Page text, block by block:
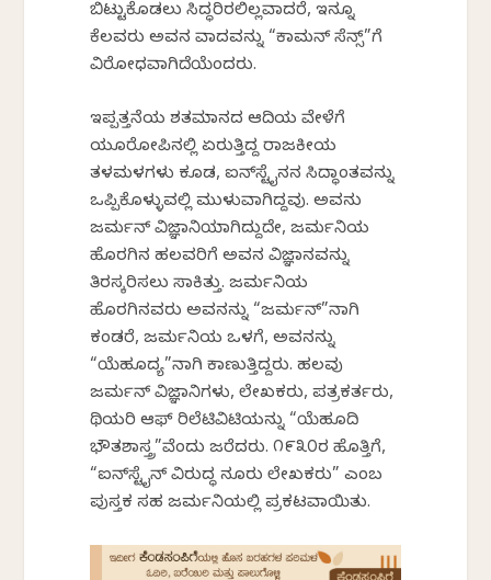
ಬಿಟ್ಟುಕೊಡಲು ಸಿದ್ಧರಿರಲಿಲ್ಲವಾದರೆ, ಇನ್ನೂ
ಕೆಲವರು ಅವನ ವಾದವನ್ನು “ಕಾಮನ್ ಸೆನ್ಸ್”ಗೆ
ವಿರೋಧವಾಗಿದೆಯೆಂದರು.
ಇಪ್ಪತ್ತನೆಯ ಶತಮಾನದ ಆದಿಯ ವೇಳೆಗೆ
ಯೂರೋಪಿನಲ್ಲಿ ಏರುತ್ತಿದ್ದ ರಾಜಕೀಯ
ತಳಮಳಗಳು ಕೂಡ, ಐನ್‌ಸ್ಟೈನನ ಸಿದ್ಧಾಂತವನ್ನು
ಒಪ್ಪಿಕೊಳ್ಳುವಲ್ಲಿ ಮುಳುವಾಗಿದ್ದವು. ಅವನು
ಜರ್ಮನ್ ವಿಜ್ಞಾನಿಯಾಗಿದ್ದುದೇ, ಜರ್ಮನಿಯ
ಹೊರಗಿನ ಹಲವರಿಗೆ ಅವನ ವಿಜ್ಞಾನವನ್ನು
ತಿರಸ್ಕರಿಸಲು ಸಾಕಿತ್ತು. ಜರ್ಮನಿಯ
ಹೊರಗಿನವರು ಅವನನ್ನು “ಜರ್ಮನ್”ನಾಗಿ
ಕಂಡರೆ, ಜರ್ಮನಿಯ ಒಳಗೆ, ಅವನನ್ನು
“ಯೆಹೂದ್ಯ”ನಾಗಿ ಕಾಣುತ್ತಿದ್ದರು. ಹಲವು
ಜರ್ಮನ್ ವಿಜ್ಞಾನಿಗಳು, ಲೇಖಕರು, ಪತ್ರಕರ್ತರು,
ಥಿಯರಿ ಆಫ್ ರಿಲೆಟಿವಿಟಿಯನ್ನು “ಯೆಹೂದಿ
ಭೌತಶಾಸ್ತ್ರ”ವೆಂದು ಜರೆದರು. ೧೯೩೦ರ ಹೊತ್ತಿಗೆ,
“ಐನ್‌ಸ್ಟೈನ್ ವಿರುದ್ಧ ನೂರು ಲೇಖಕರು” ಎಂಬ
ಪುಸ್ತಕ ಸಹ ಜರ್ಮನಿಯಲ್ಲಿ ಪ್ರಕಟವಾಯಿತು.